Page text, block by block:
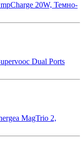
20W, Темно-
Dual Ports
MagTrio 2,